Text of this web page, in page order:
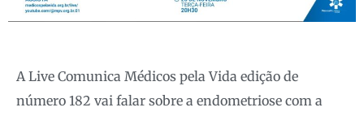
A Live Comunica Médicos pela Vida edição de
número 182 vai falar sobre a endometriose com a